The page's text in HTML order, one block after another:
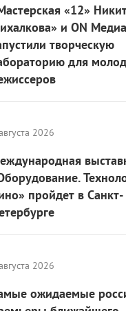
«12»
и ON Медиа
творческую
для
2026
пройдет в Санкт-
2026
ожидаемые